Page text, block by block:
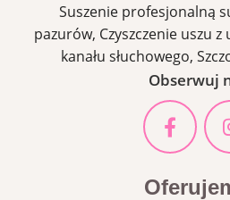
Suszenie profesjonalną
pazurów, Czyszczenie uszu z
kanału słuchowego,
Obserwuj